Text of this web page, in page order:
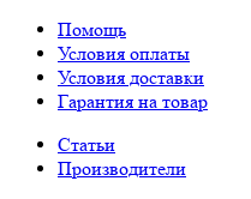
Помощь
Условия оплаты
Условия доставки
Гарантия на товар
Статьи
Производители